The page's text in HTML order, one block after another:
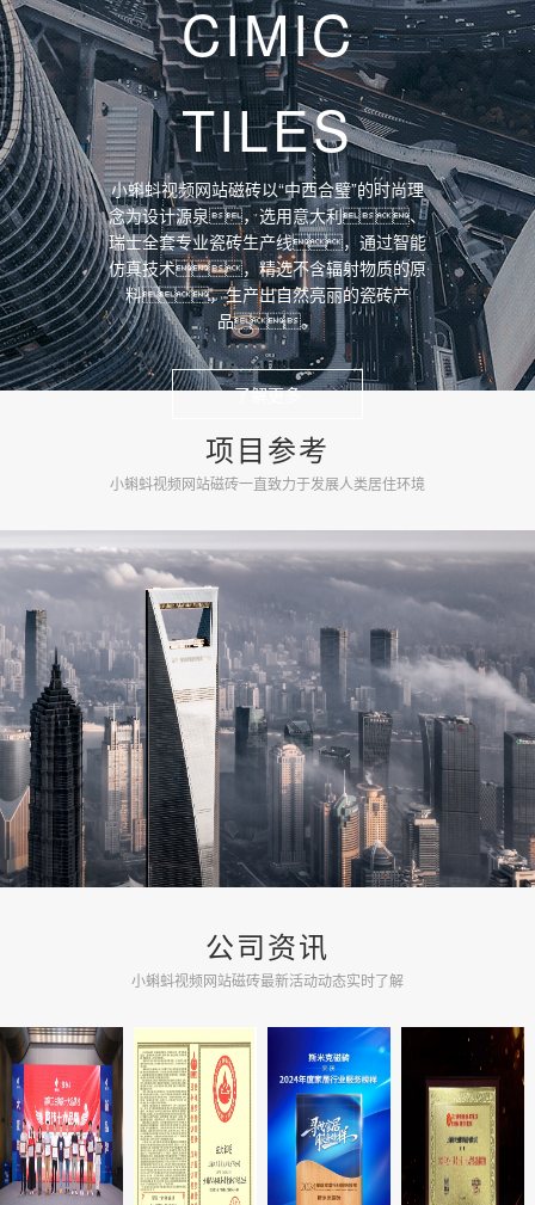
CIMIC
TILES
小蝌蚪视频网站磁砖以“中西合璧”的时尚理
念为设计源泉，选用意大利、
瑞士全套专业瓷砖生产线，通过智能
仿真技术，精选不含辐射物质的原
料，生产出自然亮丽的瓷砖产
品。
了解更多
项目参考
小蝌蚪视频网站磁砖一直致力于发展人类居住环境
上海环球金融中心
了解更多
公司资讯
小蝌蚪视频网站磁砖最新活动动态实时了解